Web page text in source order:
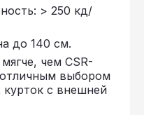
> 250 кд/
до 140 см.
чем CSR-
отличным выбором
с внешней